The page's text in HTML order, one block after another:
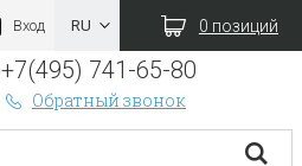
Вход 0 позиций
+7(495) 741-65-80
Обратный звонок